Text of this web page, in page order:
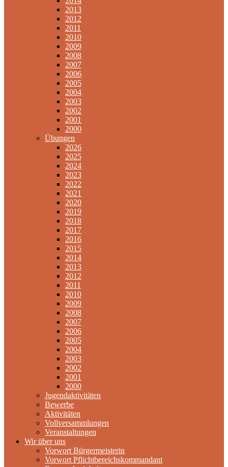
2013
2012
2011
2010
2009
2008
2007
2006
2005
2004
2003
2002
2001
2000
Übungen
2026
2025
2024
2023
2022
2021
2020
2019
2018
2017
2016
2015
2014
2013
2012
2011
2010
2009
2008
2007
2006
2005
2004
2003
2002
2001
2000
Jugendaktivitäten
Bewerbe
Aktivitäten
Vollversammlungen
Veranstaltungen
Wir über uns
Vorwort Bürgermeisterin
Vorwort Pflichtbereichskommandant